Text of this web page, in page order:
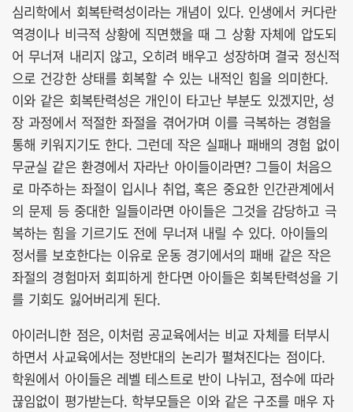
심리학에서 회복탄력성이라는 개념이 있다. 인생에서 커다란
역경이나 비극적 상황에 직면했을 때 그 상황 자체에 압도되
어 무너져 내리지 않고, 오히려 배우고 성장하며 결국 정신적
으로 건강한 상태를 회복할 수 있는 내적인 힘을 의미한다.
이와 같은 회복탄력성은 개인이 타고난 부분도 있겠지만, 성
장 과정에서 적절한 좌절을 겪어가며 이를 극복하는 경험을
통해 키워지기도 한다. 그런데 작은 실패나 패배의 경험 없이
무균실 같은 환경에서 자라난 아이들이라면? 그들이 처음으
로 마주하는 좌절이 입시나 취업, 혹은 중요한 인간관계에서
의 문제 등 중대한 일들이라면 아이들은 그것을 감당하고 극
복하는 힘을 기르기도 전에 무너져 내릴 수 있다. 아이들의
정서를 보호한다는 이유로 운동 경기에서의 패배 같은 작은
좌절의 경험마저 회피하게 한다면 아이들은 회복탄력성을 기
를 기회도 잃어버리게 된다.
아이러니한 점은, 이처럼 공교육에서는 비교 자체를 터부시
하면서 사교육에서는 정반대의 논리가 펼쳐진다는 점이다.
학원에서 아이들은 레벨 테스트로 반이 나뉘고, 점수에 따라
끊임없이 평가받는다. 학부모들은 이와 같은 구조를 매우 자